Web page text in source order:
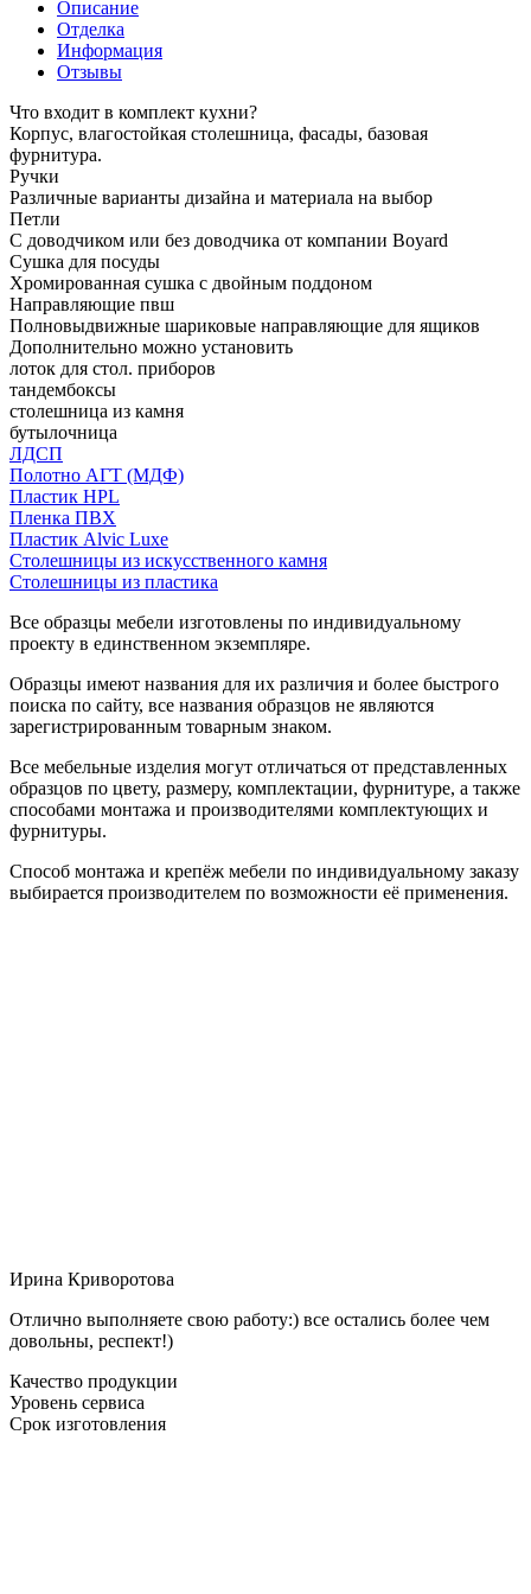
Описание
Отделка
Информация
Отзывы
Что входит в комплект кухни?
Корпус, влагостойкая столешница, фасады, базовая
фурнитура.
Ручки
Различные варианты дизайна и материала на выбор
Петли
С доводчиком или без доводчика от компании Boyard
Сушка для посуды
Хромированная сушка с двойным поддоном
Направляющие пвш
Полновыдвижные шариковые направляющие для ящиков
Дополнительно можно установить
лоток для стол. приборов
тандембоксы
столешница из камня
бутылочница
ЛДСП
Полотно АГТ (МДФ)
Пластик HPL
Пленка ПВХ
Пластик Alvic Luxe
Столешницы из искусственного камня
Столешницы из пластика
Все образцы мебели изготовлены по индивидуальному
проекту в единственном экземпляре.
Образцы имеют названия для их различия и более быстрого
поиска по сайту, все названия образцов не являются
зарегистрированным товарным знаком.
Все мебельные изделия могут отличаться от представленных
образцов по цвету, размеру, комплектации, фурнитуре, а также
способами монтажа и производителями комплектующих и
фурнитуры.
Способ монтажа и крепёж мебели по индивидуальному заказу
выбирается производителем по возможности её применения.
Ирина Криворотова
Отлично выполняете свою работу:) все остались более чем
довольны, респект!)
Качество продукции
Уровень сервиса
Срок изготовления